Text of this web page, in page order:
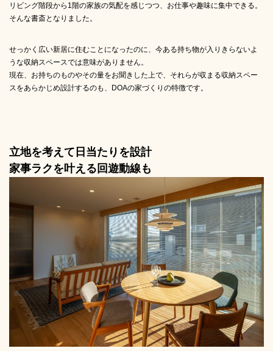
リビング階段から1階の家族の気配を感じつつ、お仕事や趣味に集中できる。
そんな書斎となりました。
せっかく広い新居に住むことになったのに、今ある持ち物が入りきらないよ
うな収納スペースでは意味がありません。
現在、お持ちのものやその量をお聞きした上で、それらが収まる収納スペー
スをあらかじめ設計するのも、DOAの家づくりの特徴です。
立地を考えて日当たりを設計
家事ラクを叶える回遊動線も